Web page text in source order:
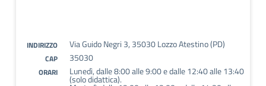
INDIRIZZO Via Guido Negri 3, 35030 Lozzo Atestino (PD)
CAP 35030
ORARI Lunedì, dalle 8:00 alle 9:00 e dalle 12:40 alle 13:40
(solo didattica).